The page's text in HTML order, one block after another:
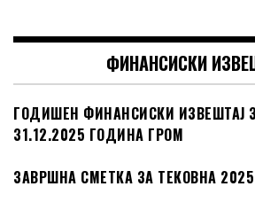
ФИНАНСИСКИ
ГОДИШЕН ФИНАНСИСКИ ИЗВЕШТАЈ
31.12.2025 ГОДИНА ГРОМ
ЗАВРШНА СМЕТКА ЗА ТЕКОВНА
ГОДИШЕН ИЗВЕШТАЈ 01.01-